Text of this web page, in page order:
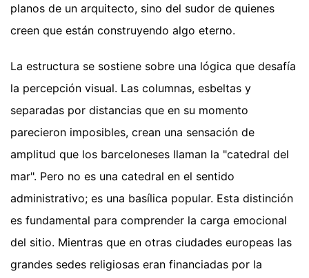
planos de un arquitecto, sino del sudor de quienes
creen que están construyendo algo eterno.
La estructura se sostiene sobre una lógica que desafía
la percepción visual. Las columnas, esbeltas y
separadas por distancias que en su momento
parecieron imposibles, crean una sensación de
amplitud que los barceloneses llaman la "catedral del
mar". Pero no es una catedral en el sentido
administrativo; es una basílica popular. Esta distinción
es fundamental para comprender la carga emocional
del sitio. Mientras que en otras ciudades europeas las
grandes sedes religiosas eran financiadas por la